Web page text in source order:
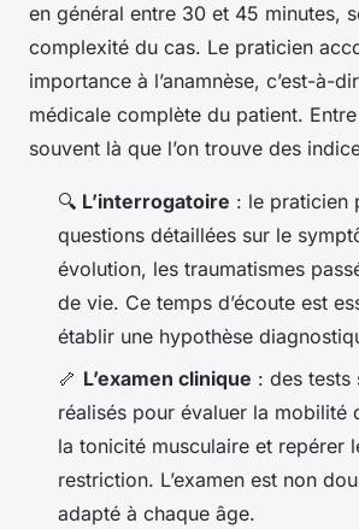
en général entre 30 et 45 minutes,
complexité du cas. Le praticien
importance à l’anamnèse, c’est-à-
médicale complète du patient. Entre
souvent là que l’on trouve des
🔍 L’interrogatoire : le praticien
questions détaillées sur le
évolution, les traumatismes
de vie. Ce temps d’écoute est
établir une hypothèse
🦴 L’examen clinique : des tests
réalisés pour évaluer la mobilité
la tonicité musculaire et repérer
restriction. L’examen est non
adapté à chaque âge.